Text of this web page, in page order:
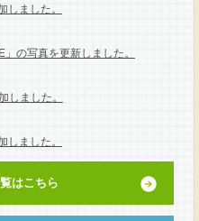
しました。
の写真を更新しました。
しました。
しました。
はこちら